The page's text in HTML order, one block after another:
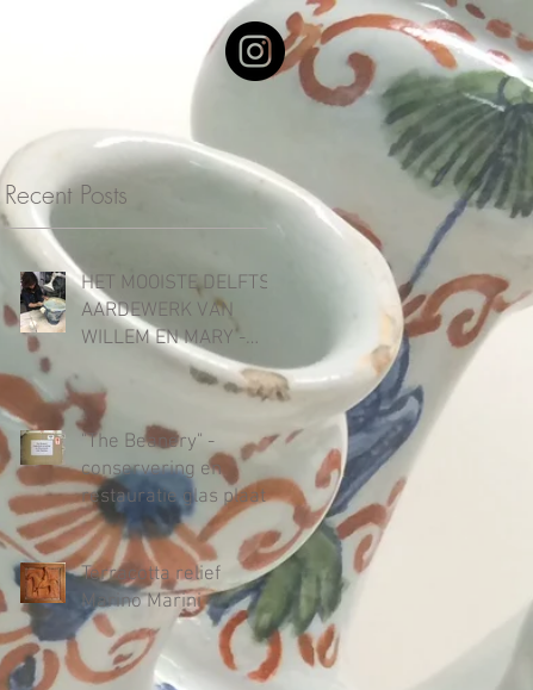
Recent Posts
HET MOOISTE DELFTS
AARDEWERK VAN
WILLEM EN MARY -
Tentoonstelling
"Koninklijk Blauw" in
Ku
"The Beanery" -
conservering en
restauratie glas plaat,
Stedelijk Museum
Amsterdam
Terracotta relief
Marino Marini